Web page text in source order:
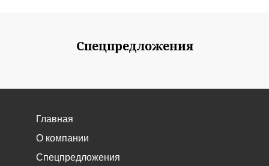
Спецпредложения
Главная
О компании
Спецпредложения